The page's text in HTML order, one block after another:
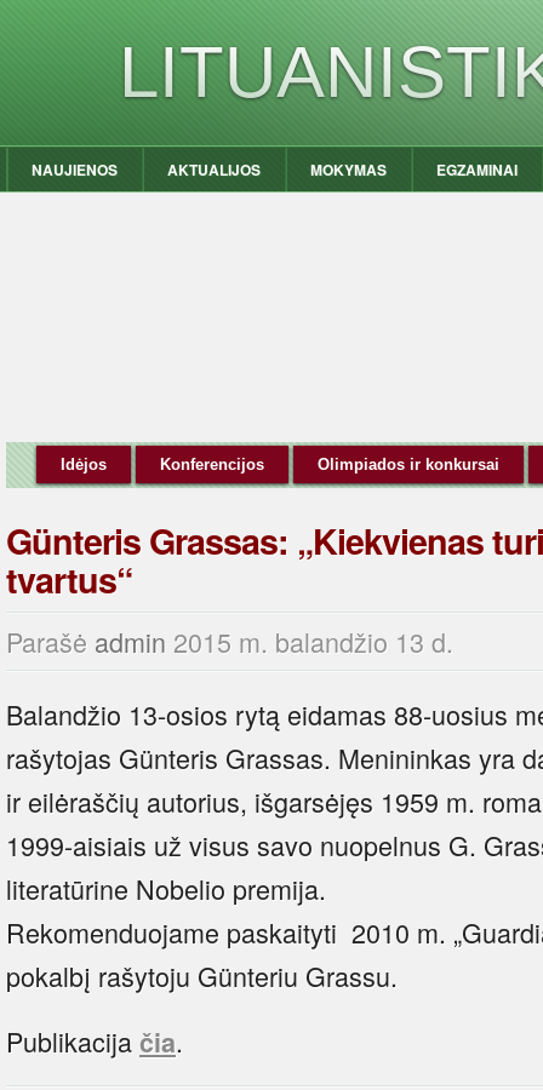
NAUJIENOS AKTUALIJOS MOKYMAS EGZAMINAI
Idėjos Konferencijos Olimpiados ir konkursai
Günteris Grassas: „Kiekvienas
tvartus“
Parašė admin 2015 m. balandžio 13 d.
Balandžio 13-osios rytą eidamas 88-uosius
rašytojas Günteris Grassas. Menininkas yra
ir eilėraščių autorius, išgarsėjęs 1959 m.
1999-aisiais už visus savo nuopelnus G.
literatūrine Nobelio premija.
Rekomenduojame paskaityti 2010 m.
pokalbį rašytoju Günteriu Grassu.
Publikacija čia.